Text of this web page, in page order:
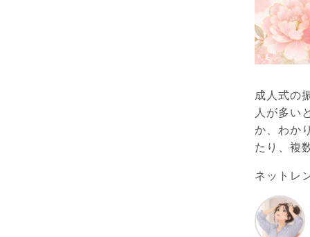
成人式の
人が多い
か、わか
たり、複
ネットレ